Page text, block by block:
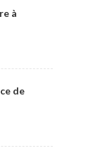
à
de